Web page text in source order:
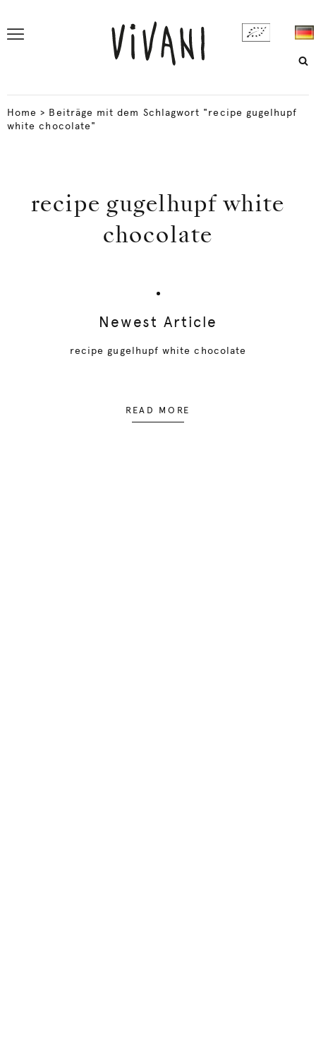
Home > Beiträge mit dem Schlagwort "recipe gugelhupf
white chocolate"
recipe gugelhupf white
chocolate
Newest Article
recipe gugelhupf white chocolate
READ MORE